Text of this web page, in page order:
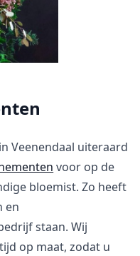
Veenendaal uiteraard
voor op de
bloemist. Zo heeft
en
staan. Wij
op maat, zodat u